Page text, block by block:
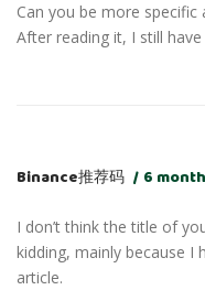
Can you be more
After reading it, I still
Binance推荐码 6
I don’t think the title of
kidding, mainly because I
article.